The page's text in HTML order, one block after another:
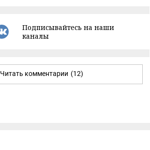
Подписывайтесь на наши
каналы
Читать комментарии (12)